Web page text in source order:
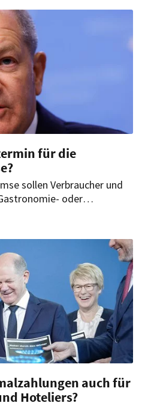
mittlere Unternehmen
auch gastgewerbliche
für die
sollen Verbraucher und
oder
nun möglicherweise
geplante Bremse früher
auch für
Hoteliers?